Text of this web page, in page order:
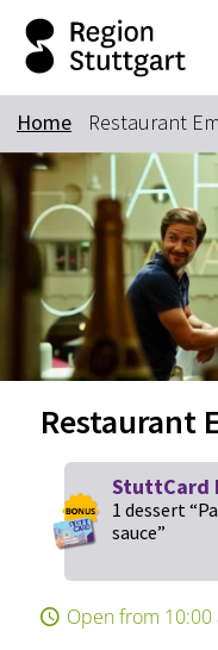
Keyword
Home Restaurant
Restaurant
Open from 10:00
StuttCard
1 dessert
sauce”